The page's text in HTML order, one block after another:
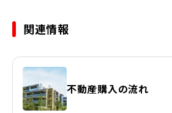
関連情報
不動産購入の流れ